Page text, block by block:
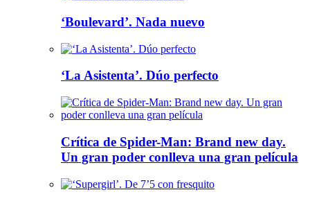
‘Boulevard’. Nada nuevo
‘La Asistenta’. Dúo perfecto
Crítica de Spider-Man: Brand new day.
Un gran poder conlleva una gran película